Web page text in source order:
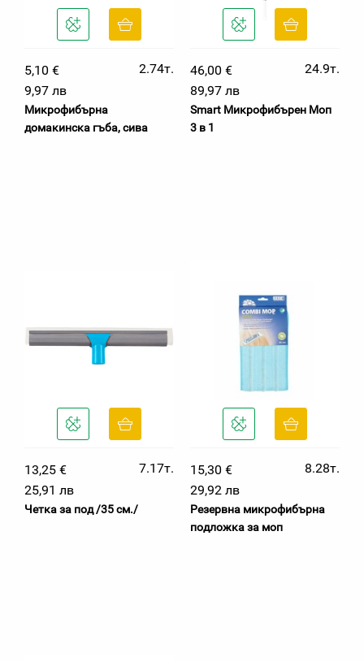
5,10 €
2.74т.
9,97 лв
Микрофибърна
домакинска гъба, сива
46,00 €
24.9т.
89,97 лв
Smart Микрофибърен Moп
3 в 1
13,25 €
7.17т.
25,91 лв
Четка за под /35 см./
15,30 €
8.28т.
29,92 лв
Резервна микрофибърна
подложка за моп